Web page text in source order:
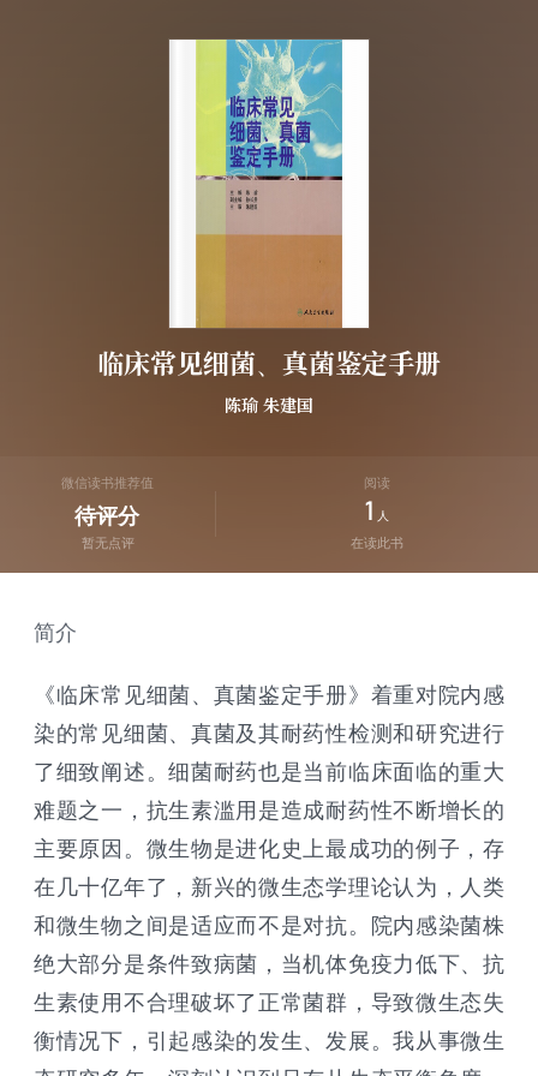
临床常见细菌、真菌鉴定手册
陈瑜 朱建国
微信读书推荐值
待评分
暂无点评
阅读
1 人
在读此书
简介
《临床常见细菌、真菌鉴定手册》着重对院内感
染的常见细菌、真菌及其耐药性检测和研究进行
了细致阐述。细菌耐药也是当前临床面临的重大
难题之一，抗生素滥用是造成耐药性不断增长的
主要原因。微生物是进化史上最成功的例子，存
在几十亿年了，新兴的微生态学理论认为，人类
和微生物之间是适应而不是对抗。院内感染菌株
绝大部分是条件致病菌，当机体免疫力低下、抗
生素使用不合理破坏了正常菌群，导致微生态失
衡情况下，引起感染的发生、发展。我从事微生